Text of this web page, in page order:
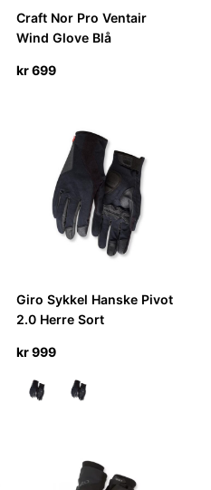
Craft Nor Pro Ventair
Wind Glove Blå
kr699
Giro Sykkel Hanske Pivot
2.0 Herre Sort
kr999